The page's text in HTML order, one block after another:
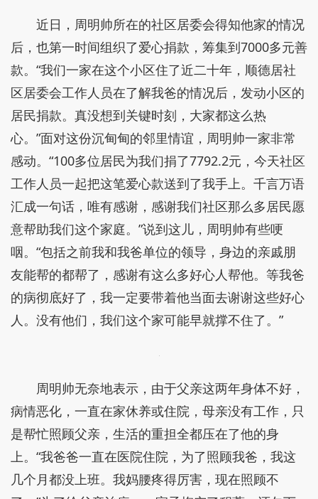
近日，周明帅所在的社区居委会得知他家的情况
后，也第一时间组织了爱心捐款，筹集到7000多元善
款。“我们一家在这个小区住了近二十年，顺德居社
区居委会工作人员在了解我爸的情况后，发动小区的
居民捐款。真没想到关键时刻，大家都这么热
心。”面对这份沉甸甸的邻里情谊，周明帅一家非常
感动。“100多位居民为我们捐了7792.2元，今天社区
工作人员一起把这笔爱心款送到了我手上。千言万语
汇成一句话，唯有感谢，感谢我们社区那么多居民愿
意帮助我们这个家庭。”说到这儿，周明帅有些哽
咽。“包括之前我和我爸单位的领导，身边的亲戚朋
友能帮的都帮了，感谢有这么多好心人帮他。等我爸
的病彻底好了，我一定要带着他当面去谢谢这些好心
人。没有他们，我们这个家可能早就撑不住了。”